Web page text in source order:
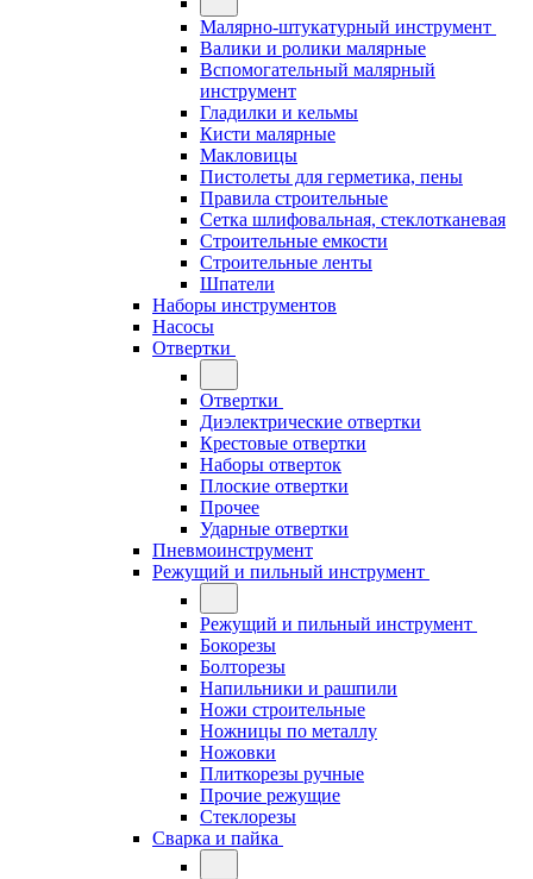
Малярно-штукатурный инструмент
Валики и ролики малярные
Вспомогательный малярный
инструмент
Гладилки и кельмы
Кисти малярные
Макловицы
Пистолеты для герметика, пены
Правила строительные
Сетка шлифовальная, стеклотканевая
Строительные емкости
Строительные ленты
Шпатели
Наборы инструментов
Насосы
Отвертки
Отвертки
Диэлектрические отвертки
Крестовые отвертки
Наборы отверток
Плоские отвертки
Прочее
Ударные отвертки
Пневмоинструмент
Режущий и пильный инструмент
Режущий и пильный инструмент
Бокорезы
Болторезы
Напильники и рашпили
Ножи строительные
Ножницы по металлу
Ножовки
Плиткорезы ручные
Прочие режущие
Стеклорезы
Сварка и пайка